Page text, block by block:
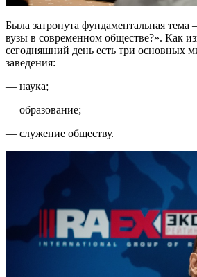
Была затронута фундаментальная
вузы в современном обществе?». Как
сегодняшний день есть три основных
заведения:
— наука;
— образование;
— служение обществу.